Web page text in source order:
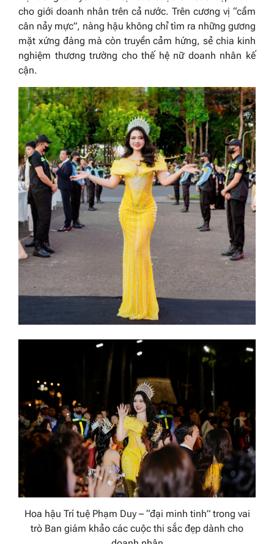
cho giới doanh nhân trên cả nước. Trên cương vị “cầm
cân nảy mực”, nàng hậu không chỉ tìm ra những gương
mặt xứng đáng mà còn truyền cảm hứng, sẻ chia kinh
nghiệm thương trường cho thế hệ nữ doanh nhân kế
cận.
Hoa hậu Trí tuệ Phạm Duy – “đại minh tinh” trong vai
trò Ban giám khảo các cuộc thi sắc đẹp dành cho